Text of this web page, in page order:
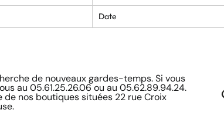
Date
de nouveaux gardes-temps. Si vous
au 05.61.25.26.06 ou au 05.62.89.94.24.
de nos boutiques situées 22 rue Croix